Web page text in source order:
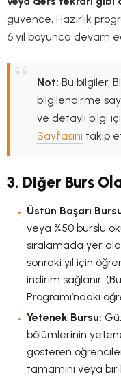
güvence, Hazırlık
6 yıl boyunca devam
Not: Bu bilgiler,
bilgilendirme
ve detaylı bilgi
Sayfasını takip
3. Diğer Burs
Üstün Başarı
veya %50 burslu
sıralamada yer
sonraki yıl için
indirim sağlanır.
Programı’ndaki
Yetenek Bursu:
bölümlerinin
gösteren
tamamını veya bir